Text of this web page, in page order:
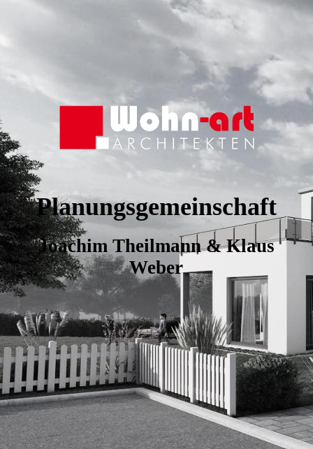
Planungsgemeinschaft
Joachim Theilmann & Klaus
Weber